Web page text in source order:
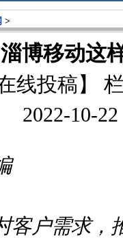
>
博移动这
线投稿】
2022-10-22
客户需求，